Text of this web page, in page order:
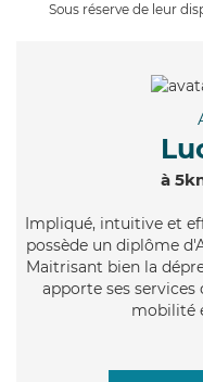
Sous réserve de leur
à
Impliqué, intuitive et
possède un diplôme
Maitrisant bien la
apporte ses
mobilité